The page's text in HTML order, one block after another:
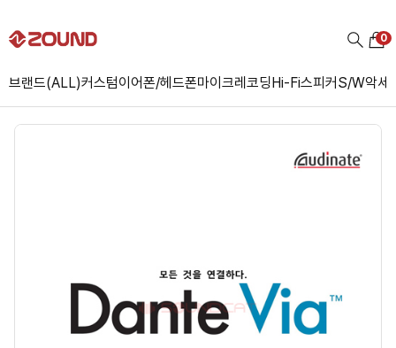
브랜드(ALL)커스텀이어폰/헤드폰마이크레코딩Hi-Fi스피커S/W악세
0